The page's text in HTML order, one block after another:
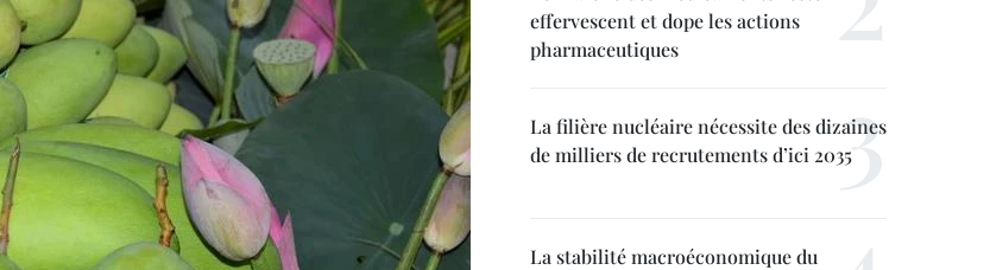
effervescent et dope les actions
pharmaceutiques
La filière nucléaire nécessite des dizaines
de milliers de recrutements d’ici 2035
La stabilité macroéconomique du